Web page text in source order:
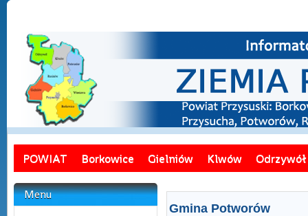
POWIAT Borkowice Gielniów Klwów Odrzywół
Menu
Gmina Potworów